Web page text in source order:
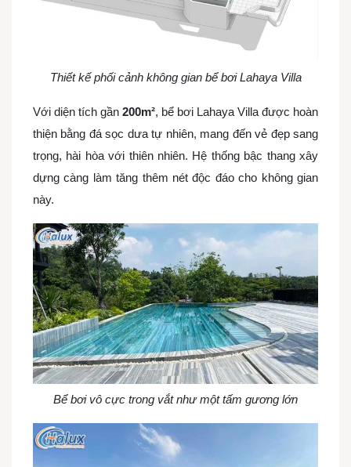
Thiết kế phối cảnh không gian bể bơi Lahaya Villa
Với diện tích gần 200m², bể bơi Lahaya Villa được hoàn
thiện bằng đá sọc dưa tự nhiên, mang đến vẻ đẹp sang
trọng, hài hòa với thiên nhiên. Hệ thống bậc thang xây
dựng càng làm tăng thêm nét độc đáo cho không gian
này.
Bể bơi vô cực trong vắt như một tấm gương lớn